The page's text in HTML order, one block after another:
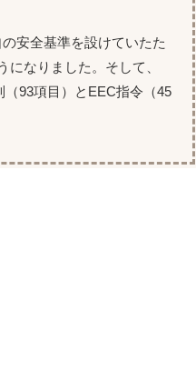
安全基準を設けていたた
なりました。そして、
93項目）とEEC指令（45